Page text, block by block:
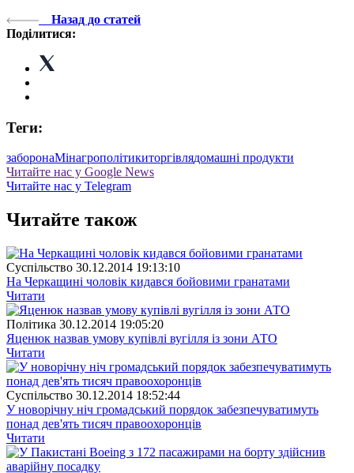
Назад до статей
Поділитися:
Теги:
заборонаМінагрополітикиторгівлядомашні продукти
Читайте нас у Google News
Читайте нас у Telegram
Читайте також
Суспiльство 30.12.2014 19:13:10
На Черкащині чоловік кидався бойовими гранатами
Читати
Полiтика 30.12.2014 19:05:20
Яценюк назвав умову купівлі вугілля із зони АТО
Читати
Суспiльство 30.12.2014 18:52:44
У новорічну ніч громадський порядок забезпечуватимуть
понад дев'ять тисяч правоохоронців
Читати